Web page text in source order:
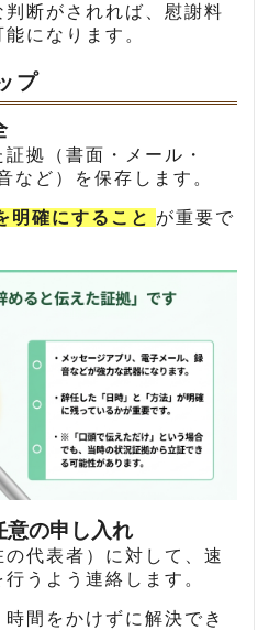
断がされれば、慰謝料
になります。
プ
拠（書面・メール・
など）を保存します。
明確にすること が重要で
の申し入れ
代表者）に対して、速
うよう連絡します。
間をかけずに解決でき